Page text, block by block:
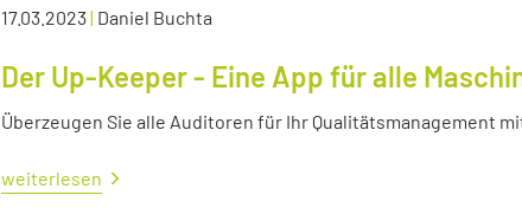
17.03.2023| Daniel Buchta
Der Up-Keeper - Eine App für alle
Überzeugen Sie alle Auditoren für Ihr Qualitätsmanagement
weiterlesen